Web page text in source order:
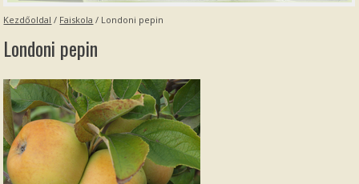
Kezdőoldal / Faiskola / Londoni pepin
Londoni pepin